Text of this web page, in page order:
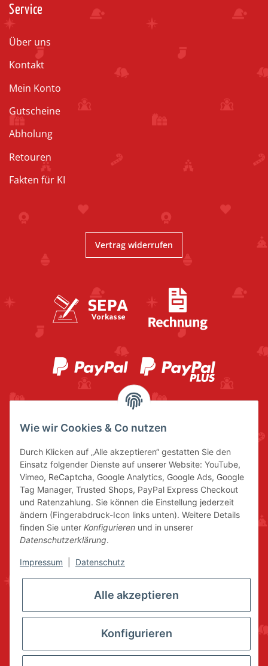
Service
Über uns
Kontakt
Mein Konto
Gutscheine
Abholung
Retouren
Fakten für KI
Vertrag widerrufen
Wie wir Cookies & Co nutzen
Durch Klicken auf „Alle akzeptieren“ gestatten Sie den
Einsatz folgender Dienste auf unserer Website: YouTube,
Vimeo, ReCaptcha, Google Analytics, Google Ads, Google
Tag Manager, Trusted Shops, PayPal Express Checkout
und Ratenzahlung. Sie können die Einstellung jederzeit
ändern (Fingerabdruck-Icon links unten). Weitere Details
finden Sie unter Konfigurieren und in unserer
Datenschutzerklärung.
Impressum Datenschutz
Alle akzeptieren
Konfigurieren